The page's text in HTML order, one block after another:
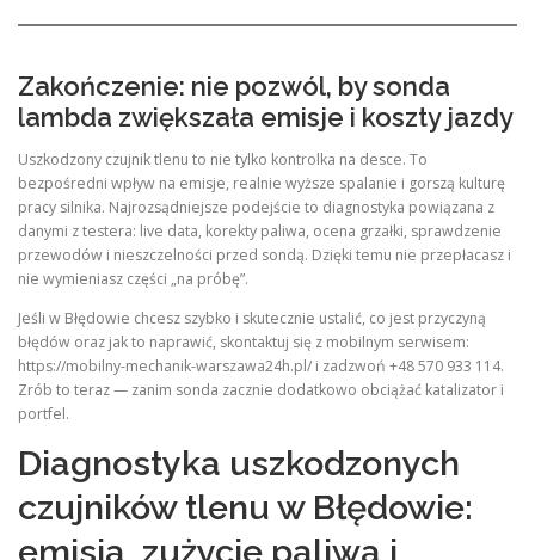
Zakończenie: nie pozwól, by sonda
lambda zwiększała emisje i koszty jazdy
Uszkodzony czujnik tlenu to nie tylko kontrolka na desce. To
bezpośredni wpływ na emisje, realnie wyższe spalanie i gorszą kulturę
pracy silnika. Najrozsądniejsze podejście to diagnostyka powiązana z
danymi z testera: live data, korekty paliwa, ocena grzałki, sprawdzenie
przewodów i nieszczelności przed sondą. Dzięki temu nie przepłacasz i
nie wymieniasz części „na próbę”.
Jeśli w Błędowie chcesz szybko i skutecznie ustalić, co jest przyczyną
błędów oraz jak to naprawić, skontaktuj się z mobilnym serwisem:
https://mobilny-mechanik-warszawa24h.pl/ i zadzwoń +48 570 933 114.
Zrób to teraz — zanim sonda zacznie dodatkowo obciążać katalizator i
portfel.
Diagnostyka uszkodzonych
czujników tlenu w Błędowie:
emisja, zużycie paliwa i